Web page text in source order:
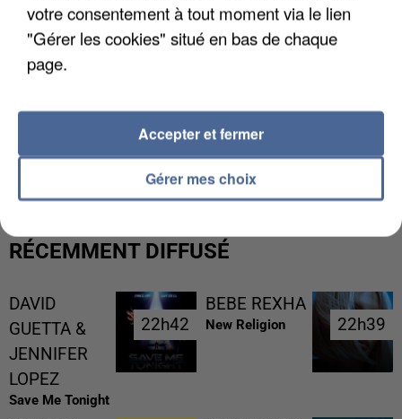
UNE TOURISTE DE L’OISE EMPORTÉE PAR UNE
COULÉE DE BOUE EN HAUTE-SAVOIE
RÉCEMMENT DIFFUSÉ
DAVID
GUETTA &
JENNIFER
LOPEZ
Save Me Tonight
22h42
22h42
BEBE REXHA
New Religion 22h39
22h39
votre consentement à tout moment via le lien
"Gérer les cookies" situé en bas de chaque
page.
Gérer mes choix
Accepter et fermer